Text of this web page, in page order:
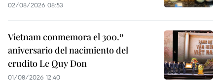
02/08/2026 08:53
Vietnam conmemora el 300.º
aniversario del nacimiento del
erudito Le Quy Don
01/08/2026 12:40